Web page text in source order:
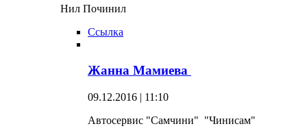
Нил Починил
Ссылка
Жанна Мамиева
09.12.2016 | 11:10
Автосервис "Самчини" "Чинисам"